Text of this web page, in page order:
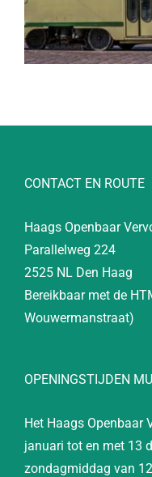
CONTACT EN ROUTE
Haags Openbaar
Parallelweg 224
2525 NL Den Haag
Bereikbaar met de
Wouwermanstraat)
OPENINGSTIJDEN
Het Haags Openbaar
januari tot en met 13
zondagmiddag van